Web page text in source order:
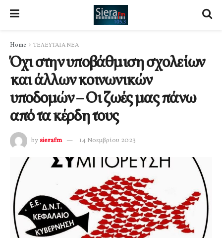
Home ΤΕΛΕΥΤΑΙΑ ΝΕΑ
Όχι στην υποβάθμιση σχολείων
και άλλων κοινωνικών
υποδομών – Οι ζωές μας πάνω
από τα κέρδη τους
by sierafm 14 Νοεμβρίου 2023